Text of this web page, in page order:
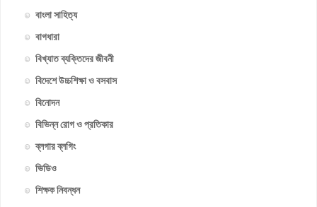
বাংলা সাহিত্য
বাগধারা
বিখ্যাত ব্যক্তিদের জীবনী
বিদেশে উচ্চশিক্ষা ও বসবাস
বিনোদন
বিভিন্ন রোগ ও প্রতিকার
ব্লগার ব্লগিং
ভিডিও
শিক্ষক নিবন্ধন